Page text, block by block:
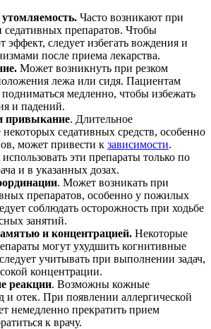
Часто возникают при
седативных препаратов. Чтобы
эффект, следует избегать вождения и
после приема лекарства.
Может возникнуть при резком
лежа или сидя. Пациентам
подниматься медленно, чтобы избежать
и падений.
привыкание. Длительное
некоторых седативных средств, особенно
может привести к зависимости.
эти препараты только по
и в указанных дозах.
. Может возникать при
препаратов, особенно у пожилых
соблюдать осторожность при ходьбе
занятий.
и концентрацией. Некоторые
могут ухудшить когнитивные
учитывать при выполнении задач,
концентрации.
реакции. Возможны кожные
и отек. При появлении аллергической
немедленно прекратить прием
к врачу.